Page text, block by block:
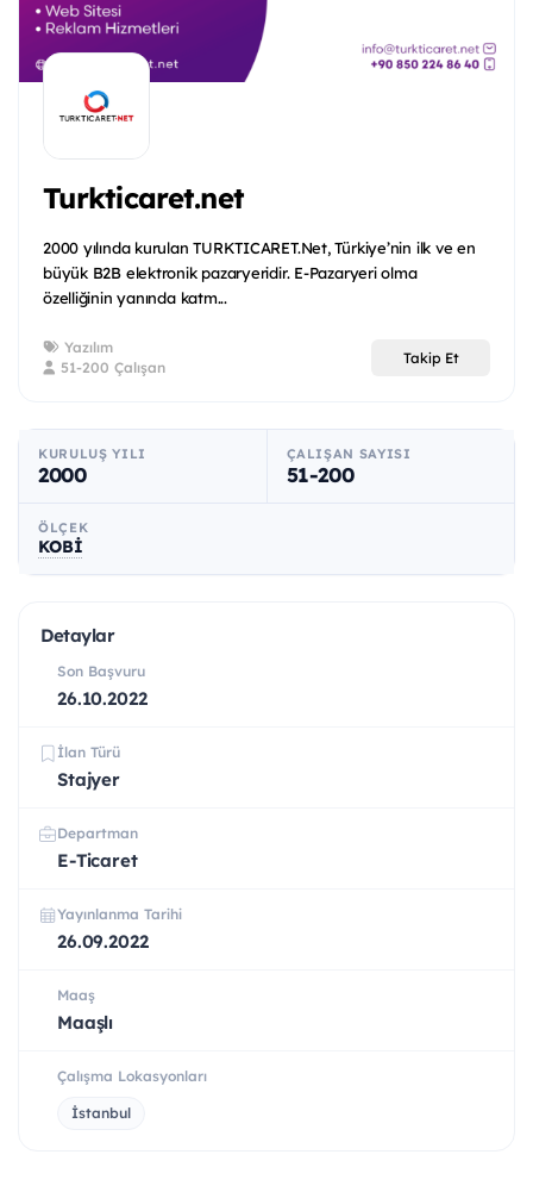
Turkticaret.net
2000 yılında kurulan TURKTICARET.Net, Türkiye’nin ilk ve en
büyük B2B elektronik pazaryeridir. E-Pazaryeri olma
özelliğinin yanında katm...
Yazılım
51-200 Çalışan
Takip Et
KURULUŞ YILI
2000
ÇALIŞAN SAYISI
51-200
ÖLÇEK
KOBİ
Detaylar
Son Başvuru
26.10.2022
İlan Türü
Stajyer
Departman
E-Ticaret
Yayınlanma Tarihi
26.09.2022
Maaş
Maaşlı
Çalışma Lokasyonları
İstanbul